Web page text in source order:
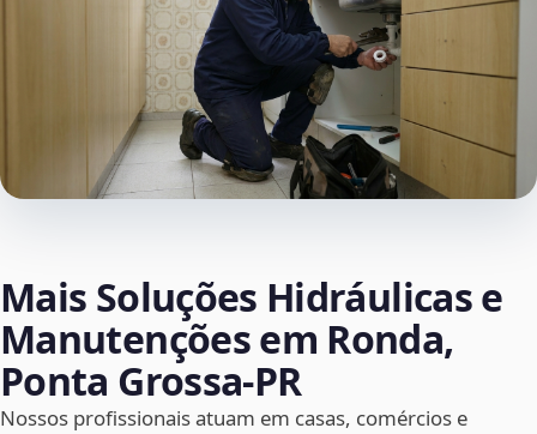
Mais Soluções Hidráulicas e
Manutenções em Ronda,
Ponta Grossa‑PR
Nossos profissionais atuam em casas, comércios e